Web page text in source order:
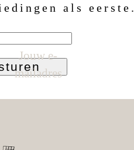
als
Jouw e-
mailadres